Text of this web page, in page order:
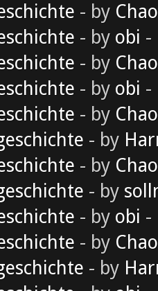
- by
- by obi -
- by
- by obi -
- by
- by
- by
- by
- by obi -
- by
- by